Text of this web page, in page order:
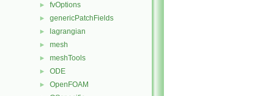
► fvOptions
► genericPatchFields
► lagrangian
► mesh
► meshTools
► ODE
► OpenFOAM